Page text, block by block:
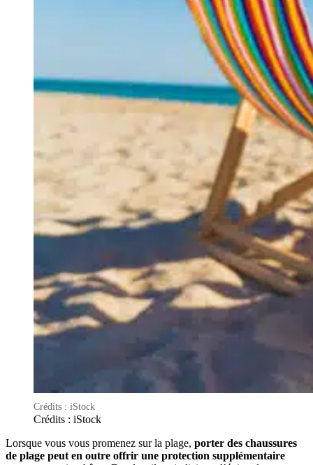
Crédits : iStock
Crédits : iStock
Lorsque vous vous promenez sur la plage, porter des chaussures
de plage peut en outre offrir une protection supplémentaire